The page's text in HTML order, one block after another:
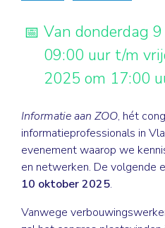
Van donderdag
09:00 uur t/m
2025 om 17:00
Informatie aan ZOO, hét
informatieprofessionals in
evenement waarop we
en netwerken. De volgende
10 oktober 2025.
Vanwege